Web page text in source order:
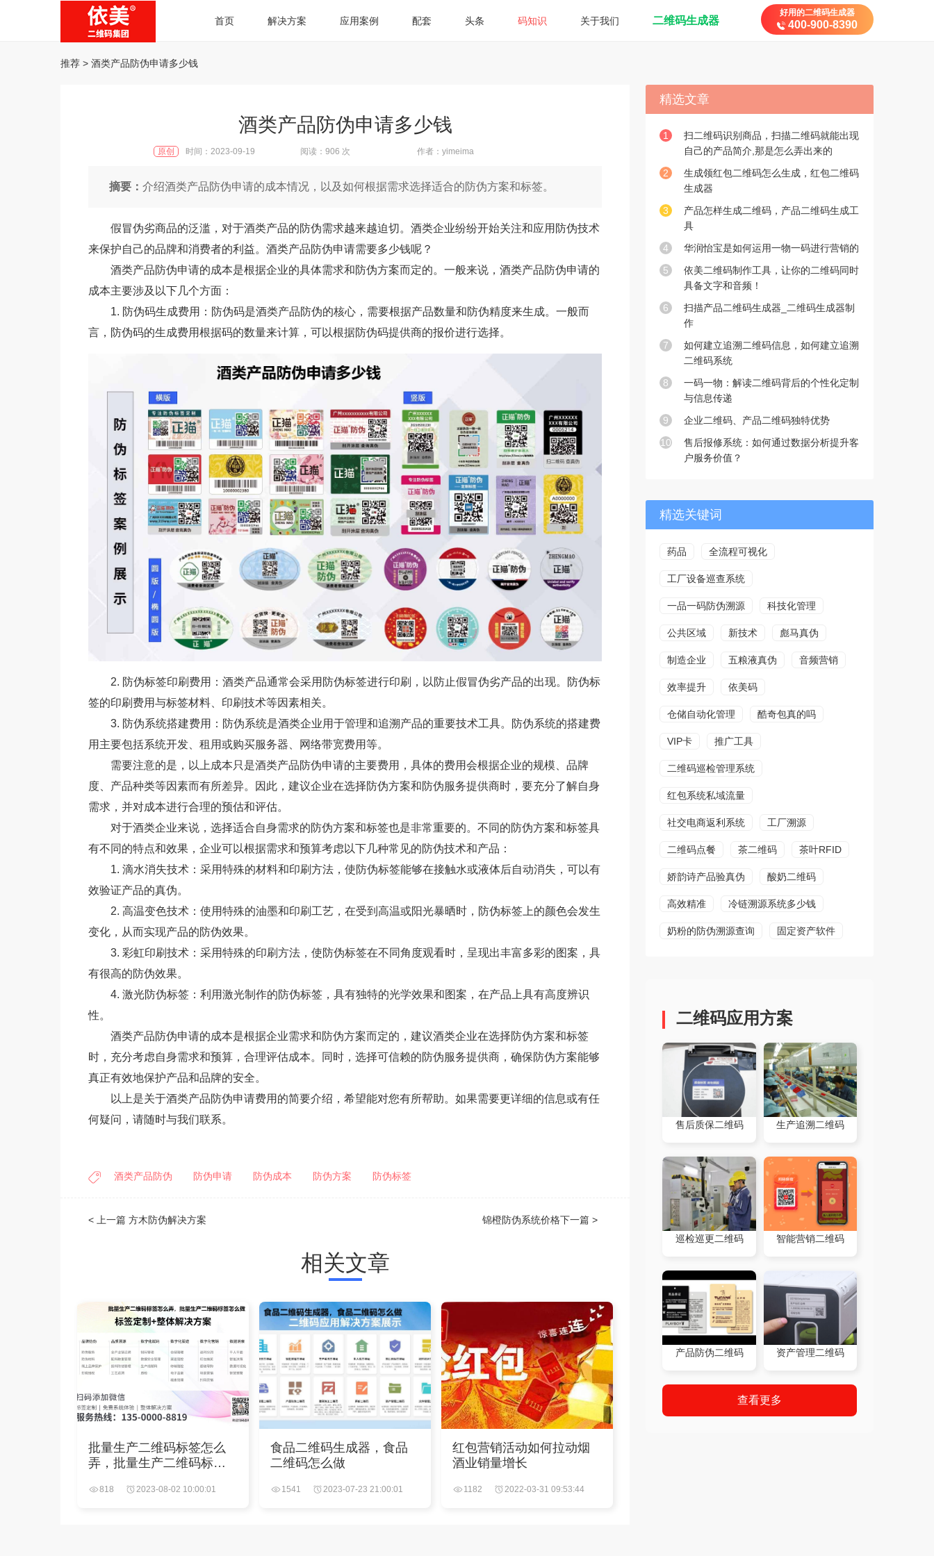
首页 解决方案 应用案例 配套 头条 码知识 关于我们 二维码生成器
好用的二维码生成器
400-900-8390
推荐 > 酒类产品防伪申请多少钱
酒类产品防伪申请多少钱
原创 时间：2023-09-19 阅读：906 次 作者：yimeima
摘要： 介绍酒类产品防伪申请的成本情况，以及如何根据需求选择适合的防伪方案和标签。
假冒伪劣商品的泛滥，对于酒类产品的防伪需求越来越迫切。酒类企业纷纷开始关注和应用防伪技术
来保护自己的品牌和消费者的利益。酒类产品防伪申请需要多少钱呢？
酒类产品防伪申请的成本是根据企业的具体需求和防伪方案而定的。一般来说，酒类产品防伪申请的
成本主要涉及以下几个方面：
1. 防伪码生成费用：防伪码是酒类产品防伪的核心，需要根据产品数量和防伪精度来生成。一般而
言，防伪码的生成费用根据码的数量来计算，可以根据防伪码提供商的报价进行选择。
2. 防伪标签印刷费用：酒类产品通常会采用防伪标签进行印刷，以防止假冒伪劣产品的出现。防伪标
签的印刷费用与标签材料、印刷技术等因素相关。
3. 防伪系统搭建费用：防伪系统是酒类企业用于管理和追溯产品的重要技术工具。防伪系统的搭建费
用主要包括系统开发、租用或购买服务器、网络带宽费用等。
需要注意的是，以上成本只是酒类产品防伪申请的主要费用，具体的费用会根据企业的规模、品牌
度、产品种类等因素而有所差异。因此，建议企业在选择防伪方案和防伪服务提供商时，要充分了解自身
需求，并对成本进行合理的预估和评估。
对于酒类企业来说，选择适合自身需求的防伪方案和标签也是非常重要的。不同的防伪方案和标签具
有不同的特点和效果，企业可以根据需求和预算考虑以下几种常见的防伪技术和产品：
1. 滴水消失技术：采用特殊的材料和印刷方法，使防伪标签能够在接触水或液体后自动消失，可以有
效验证产品的真伪。
2. 高温变色技术：使用特殊的油墨和印刷工艺，在受到高温或阳光暴晒时，防伪标签上的颜色会发生
变化，从而实现产品的防伪效果。
3. 彩虹印刷技术：采用特殊的印刷方法，使防伪标签在不同角度观看时，呈现出丰富多彩的图案，具
有很高的防伪效果。
4. 激光防伪标签：利用激光制作的防伪标签，具有独特的光学效果和图案，在产品上具有高度辨识
性。
酒类产品防伪申请的成本是根据企业需求和防伪方案而定的，建议酒类企业在选择防伪方案和标签
时，充分考虑自身需求和预算，合理评估成本。同时，选择可信赖的防伪服务提供商，确保防伪方案能够
真正有效地保护产品和品牌的安全。
以上是关于酒类产品防伪申请费用的简要介绍，希望能对您有所帮助。如果需要更详细的信息或有任
何疑问，请随时与我们联系。
酒类产品防伪 防伪申请 防伪成本 防伪方案 防伪标签
< 上一篇 方木防伪解决方案 锦橙防伪系统价格下一篇 >
相关文章
批量生产二维码标签怎么
弄，批量生产二维码标签
818 2023-08-02 10:00:01
食品二维码生成器，食品
二维码怎么做
1541 2023-07-23 21:00:01
红包营销活动如何拉动烟
酒业销量增长
1182 2022-03-31 09:53:44
精选文章
1
扫二维码识别商品，扫描二维码就能出现
自己的产品简介,那是怎么弄出来的
2
生成领红包二维码怎么生成，红包二维码
生成器
3
产品怎样生成二维码，产品二维码生成工
具
4
华润怡宝是如何运用一物一码进行营销的
5
依美二维码制作工具，让你的二维码同时
具备文字和音频！
6
扫描产品二维码生成器_二维码生成器制
作
7
如何建立追溯二维码信息，如何建立追溯
二维码系统
8
一码一物：解读二维码背后的个性化定制
与信息传递
9
企业二维码、产品二维码独特优势
10
售后报修系统：如何通过数据分析提升客
户服务价值？
精选关键词
药品 全流程可视化
工厂设备巡查系统
一品一码防伪溯源 科技化管理
公共区域 新技术 彪马真伪
制造企业 五粮液真伪 音频营销
效率提升 依美码
仓储自动化管理 酷奇包真的吗
VIP卡 推广工具
二维码巡检管理系统
红包系统私域流量
社交电商返利系统 工厂溯源
二维码点餐 茶二维码 茶叶RFID
娇韵诗产品验真伪 酸奶二维码
高效精准 冷链溯源系统多少钱
奶粉的防伪溯源查询 固定资产软件
二维码应用方案
售后质保二维码 生产追溯二维码
巡检巡更二维码 智能营销二维码
产品防伪二维码 资产管理二维码
查看更多